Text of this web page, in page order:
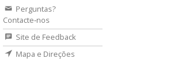
Perguntas?
Contacte‑nos
Site de Feedback
Mapa e Direções